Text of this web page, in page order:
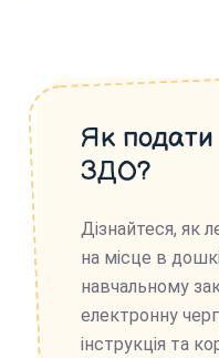
Як подати
ЗДО?
Дізнайтеся, як
на місце в
навчальному
електронну
інструкція та